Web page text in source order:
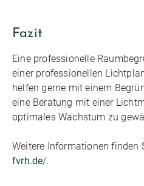
Fazit
Eine professionelle
einer professionellen
helfen gerne mit einem
eine Beratung mit einer
optimales Wachstum zu
Weitere Informationen finden
fvrh.de/.